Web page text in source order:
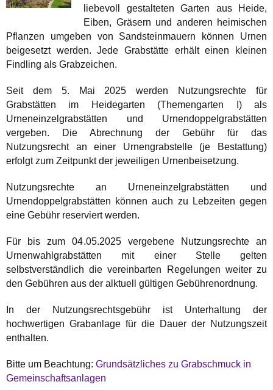
liebevoll gestalteten Garten aus Heide,
Eiben, Gräsern und anderen heimischen
Pflanzen umgeben von Sandstein­mauern können Urnen
beigesetzt werden. Jede Grabstätte erhält einen kleinen
Findling als Grabzeichen.
Seit dem 5. Mai 2025 werden Nutzungsrechte für
Grabstätten im Heidegarten (Themengarten I) als
Urneneinzelgrabstätten und Urnendoppelgrabstätten
vergeben. Die Abrechnung der Gebühr für das
Nutzungsrecht an einer Urnengrabstelle (je Bestattung)
erfolgt zum Zeitpunkt der jeweiligen Urnenbeisetzung.
Nutzungsrechte an Urneneinzelgrabstätten und
Urnendoppelgrabstätten können auch zu Lebzeiten gegen
eine Gebühr reserviert werden.
Für bis zum 04.05.2025 vergebene Nutzungsrechte an
Urnenwahlgrabstätten mit einer Stelle gelten
selbstverständlich die vereinbarten Regelungen weiter zu
den Gebühren aus der alktuell gültigen Gebührenordnung.
In der Nutzungsrechtsgebühr ist Unterhaltung der
hochwertigen Grabanlage für die Dauer der Nutzungszeit
enthalten.
Bitte um Beachtung: Grundsätzliches zu Grabschmuck in
Gemeinschaftsanlagen